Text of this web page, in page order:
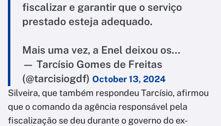
fiscalizar e garantir que o serviço
prestado esteja adequado.
Mais uma vez, a Enel deixou os…
— Tarcísio Gomes de Freitas
(@tarcisiogdf) October 13, 2024
Silveira, que também respondeu Tarcísio, afirmou
que o comando da agência responsável pela
fiscalização se deu durante o governo do ex-